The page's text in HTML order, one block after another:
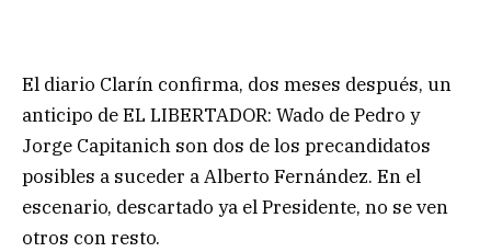
El diario Clarín confirma, dos meses después, un
anticipo de EL LIBERTADOR: Wado de Pedro y
Jorge Capitanich son dos de los precandidatos
posibles a suceder a Alberto Fernández. En el
escenario, descartado ya el Presidente, no se ven
otros con resto.